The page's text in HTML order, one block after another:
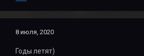
8 июля, 2020
Годы летят)